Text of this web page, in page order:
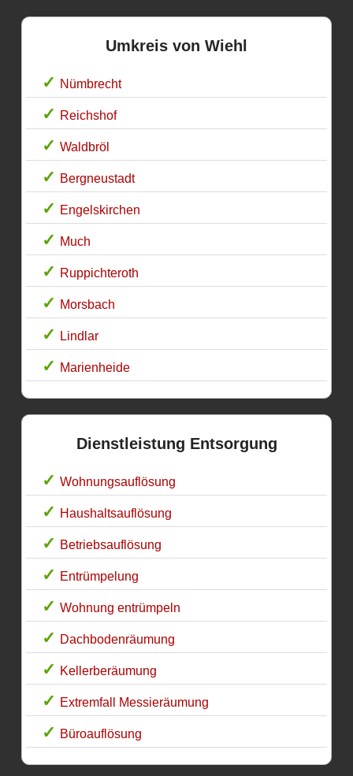
Umkreis von Wiehl
Nümbrecht
Reichshof
Waldbröl
Bergneustadt
Engelskirchen
Much
Ruppichteroth
Morsbach
Lindlar
Marienheide
Dienstleistung Entsorgung
Wohnungsauflösung
Haushaltsauflösung
Betriebsauflösung
Entrümpelung
Wohnung entrümpeln
Dachbodenräumung
Kellerberäumung
Extremfall Messieräumung
Büroauflösung